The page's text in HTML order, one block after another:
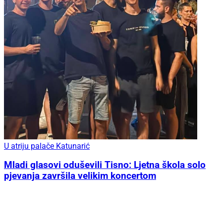
U atriju palače Katunarić
Mladi glasovi oduševili Tisno: Ljetna škola solo
pjevanja završila velikim koncertom